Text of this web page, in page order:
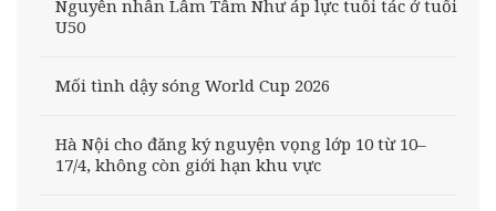
Nguyên nhân Lâm Tâm Như áp lực tuổi tác ở tuổi
U50
Mối tình dậy sóng World Cup 2026
Hà Nội cho đăng ký nguyện vọng lớp 10 từ 10–
17/4, không còn giới hạn khu vực